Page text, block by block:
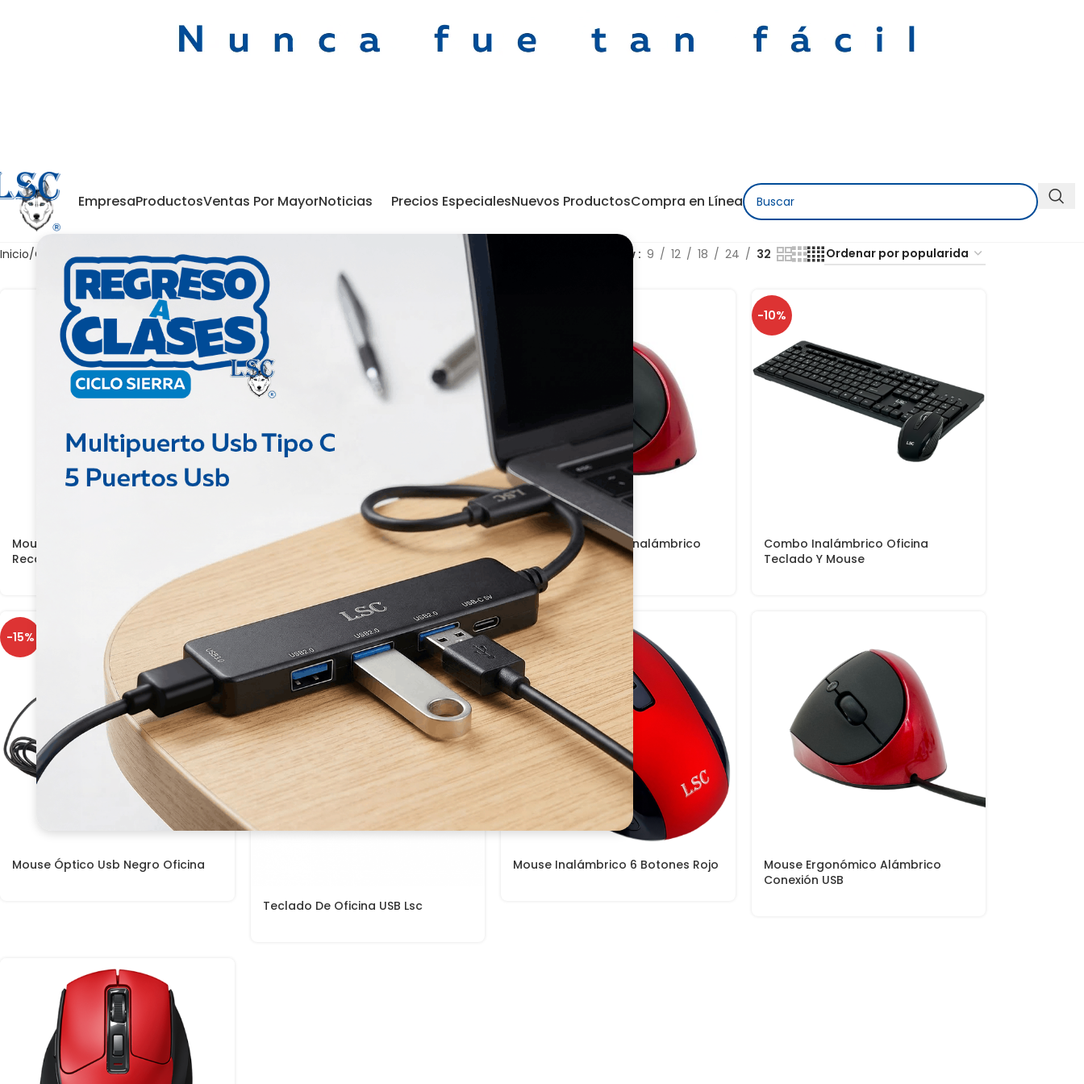
EmpresaProductosVentas Por MayorNoticias Precios EspecialesNuevos ProductosCompra en Línea
Inicio Oficina Show 9 12 18 24 32
Mouse Ergonómico Inalámbrico
Recargable Tipo-C
Combo Alámbrico Oficina Teclado
Mouse Ergonómico Inalámbrico
Recargable
-10%
Combo Inalámbrico Oficina
Teclado Y Mouse
-15%
Mouse Óptico Usb Negro Oficina
Teclado De Oficina USB Lsc
-15%
Mouse Inalámbrico 6 Botones Rojo
Mouse Ergonómico Alámbrico
Conexión USB